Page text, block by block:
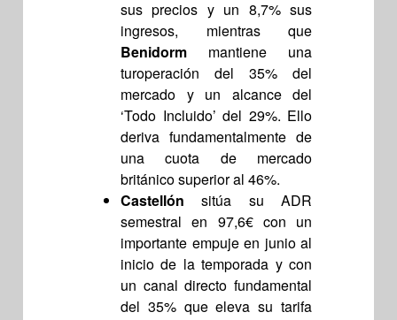
sus precios y un 8,7% sus
ingresos, mientras que
Benidorm mantiene una
turoperación del 35% del
mercado y un alcance del
‘Todo Incluido’ del 29%. Ello
deriva fundamentalmente de
una cuota de mercado
británico superior al 46%.
Castellón sitúa su ADR
semestral en 97,6€ con un
importante empuje en junio al
inicio de la temporada y con
un canal directo fundamental
del 35% que eleva su tarifa